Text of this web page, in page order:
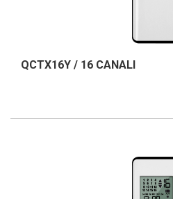
QCTX16Y / 16 CANALI